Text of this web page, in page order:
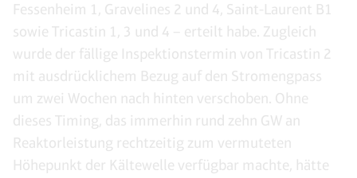
Fessenheim 1, Gravelines 2 und 4, Saint-Laurent B1
sowie Tricastin 1, 3 und 4 – erteilt habe. Zugleich
wurde der fällige Inspektionstermin von Tricastin 2
mit ausdrücklichem Bezug auf den Stromengpass
um zwei Wochen nach hinten verschoben. Ohne
dieses Timing, das immerhin rund zehn GW an
Reaktorleistung rechtzeitig zum vermuteten
Höhepunkt der Kältewelle verfügbar machte, hätte